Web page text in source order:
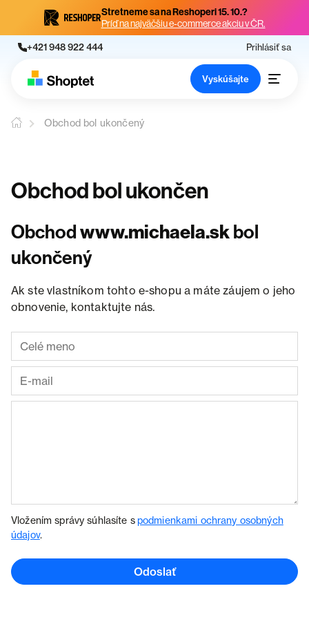
Stretneme sa na Reshoperi 15. 10.?
Príď na najväčšiu e-commerce akciu v ČR.
+421 948 922 444 Prihlásiť sa
Vyskúšajte
Obchod bol ukončený
Obchod bol ukončen
Obchodwww.michaela.skbol
ukončený
Ak ste vlastníkom tohto e-shopu a máte záujem o jeho
obnovenie, kontaktujte nás.
Vložením správy súhlasíte spodmienkami ochrany osobných
údajov.
Odoslať